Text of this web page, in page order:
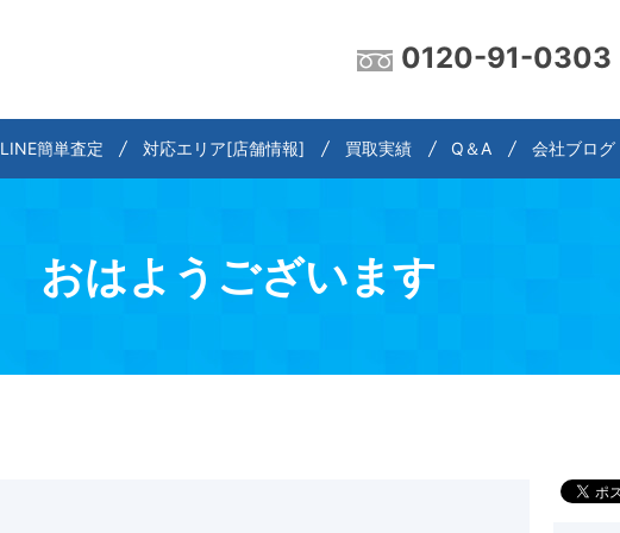
0120-91-0303
LINE簡単査定 対応エリア[店舗情報] 買取実績 Q＆A 会社ブログ
おはようございます